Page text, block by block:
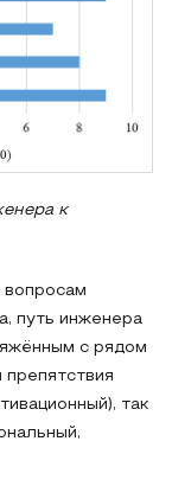
к
вопросам
путь инженера
с рядом
так